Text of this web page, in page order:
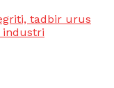
tadbir urus
industri